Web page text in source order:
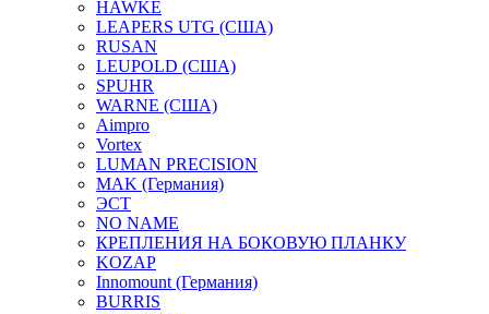
HAWKE
LEAPERS UTG (США)
RUSAN
LEUPOLD (США)
SPUHR
WARNE (США)
Aimpro
Vortex
LUMAN PRECISION
MAK (Германия)
ЭСТ
NO NAME
КРЕПЛЕНИЯ НА БОКОВУЮ ПЛАНКУ
KOZAP
Innomount (Германия)
BURRIS